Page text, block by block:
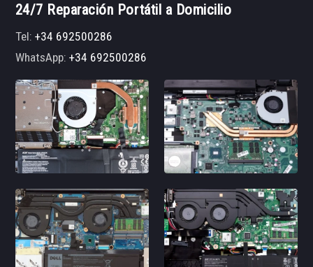
24/7 Reparación Portátil a Domicilio
Tel:+34 692500286
WhatsApp:+34 692500286